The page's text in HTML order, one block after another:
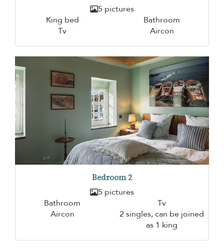
5 pictures
King bed
Bathroom
Tv
Aircon
Bedroom 2
5 pictures
Bathroom
Tv
Aircon
2 singles, can be joined
as 1 king